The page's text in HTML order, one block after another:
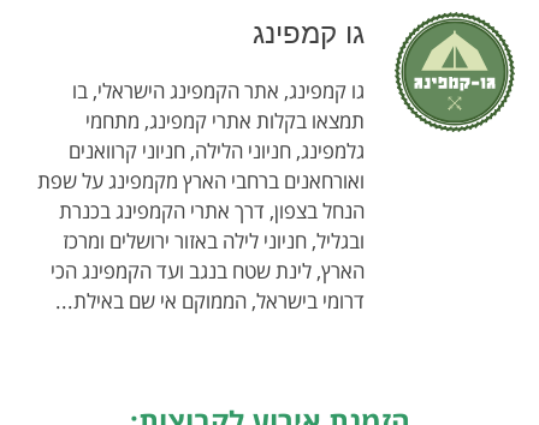
גו קמפינג
גו קמפינג, אתר הקמפינג הישראלי, בו
תמצאו בקלות אתרי קמפינג, מתחמי
גלמפינג, חניוני הלילה, חניוני קרוואנים
ואורחאנים ברחבי הארץ מקמפינג על שפת
הנחל בצפון, דרך אתרי הקמפינג בכנרת
ובגליל, חניוני לילה באזור ירושלים ומרכז
הארץ, לינת שטח בנגב ועד הקמפינג הכי
דרומי בישראל, הממוקם אי שם באילת...